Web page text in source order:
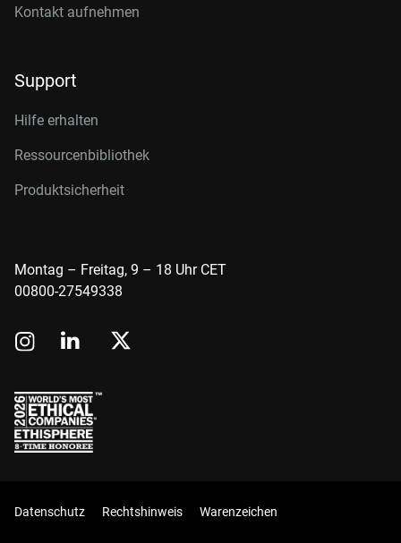
Kontakt aufnehmen
Support
Hilfe erhalten
Ressourcenbibliothek
Produktsicherheit
Montag – Freitag, 9 – 18 Uhr CET
00800-27549338
Datenschutz Rechtshinweis Warenzeichen